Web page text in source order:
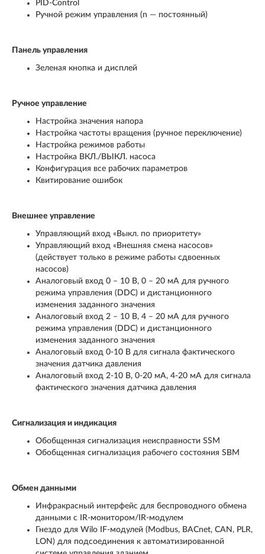
PID-Control
Ручной режим управления (n — постоянный)
Панель управления
Зеленая кнопка и дисплей
Ручное управление
Настройка значения напора
Настройка частоты вращения (ручное переключение)
Настройка режимов работы
Настройка ВКЛ./ВЫКЛ. насоса
Конфигурация все рабочих параметров
Квитирование ошибок
Внешнее управление
Управляющий вход «Выкл. по приоритету»
Управляющий вход «Внешняя смена насосов»
(действует только в режиме работы сдвоенных
насосов)
Аналоговый вход 0 – 10 В, 0 – 20 мА для ручного
режима управления (DDC) и дистанционного
изменения заданного значения
Аналоговый вход 2 – 10 В, 4 – 20 мА для ручного
режима управления (DDC) и дистанционного
изменения заданного значения
Аналоговый вход 0-10 В для сигнала фактического
значения датчика давления
Аналоговый вход 2-10 В, 0-20 мА, 4-20 мА для сигнала
фактического значения датчика давления
Сигнализация и индикация
Обобщенная сигнализация неисправности SSM
Обобщенная сигнализация рабочего состояния SBM
Обмен данными
Инфракрасный интерфейс для беспроводного обмена
данными с IR-монитором/IR-модулем
Гнездо для Wilo IF-модулей (Modbus, BACnet, CAN, PLR,
LON) для подсоединения к автоматизированной